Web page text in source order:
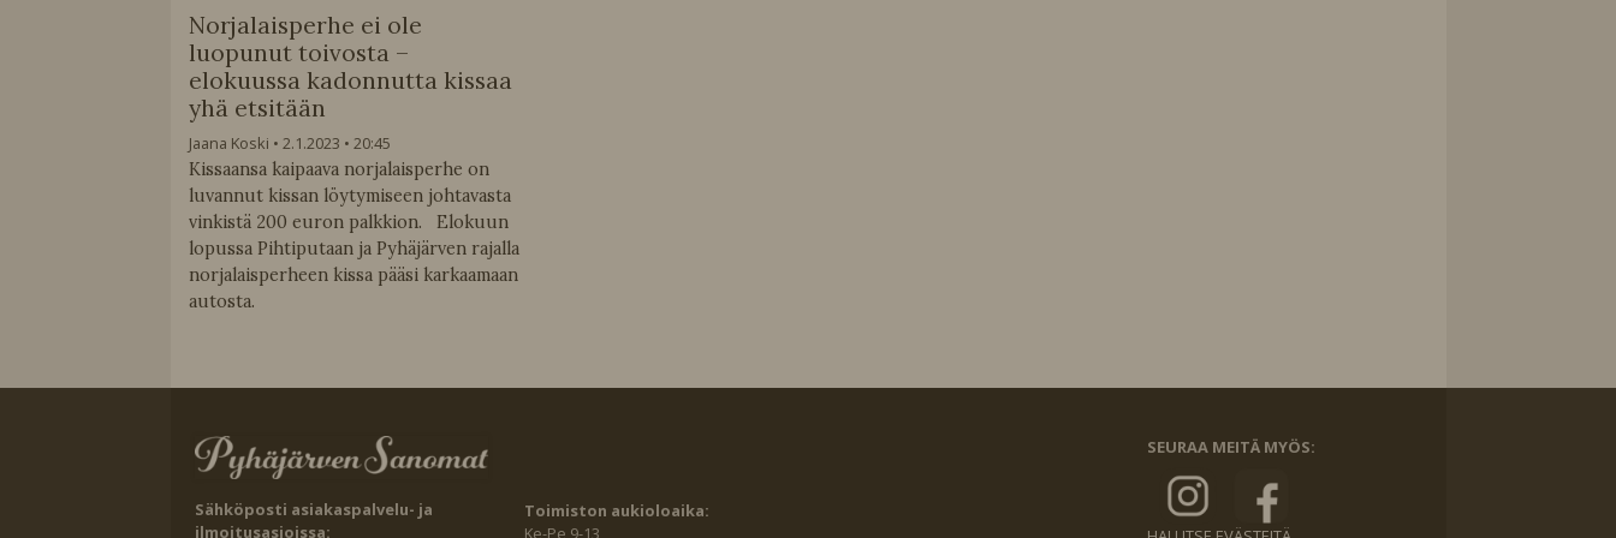
Norjalaisperhe ei ole
luopunut toivosta –
elokuussa kadonnutta kissaa
yhä etsitään
Jaana Koski 2.1.2023
20:45
Kissaansa kaipaava norjalaisperhe on
luvannut kissan löytymiseen johtavasta
vinkistä 200 euron palkkion. Elokuun
lopussa Pihtiputaan ja Pyhäjärven rajalla
norjalaisperheen kissa pääsi karkaamaan
autosta.
Sähköposti asiakaspalvelu- ja
ilmoitusasioissa:
Toimiston aukioloaika:
Ke-Pe 9-13
SEURAA MEITÄ MYÖS: